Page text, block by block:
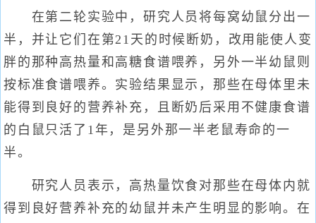
在第二轮实验中，研究人员将每窝幼鼠分出一
半，并让它们在第21天的时候断奶，改用能使人变
胖的那种高热量和高糖食谱喂养，另外一半幼鼠则
按标准食谱喂养。实验结果显示，那些在母体里未
能得到良好的营养补充，且断奶后采用不健康食谱
的白鼠只活了1年，是另外那一半老鼠寿命的一
半。
研究人员表示，高热量饮食对那些在母体内就
得到良好营养补充的幼鼠并未产生明显的影响。在